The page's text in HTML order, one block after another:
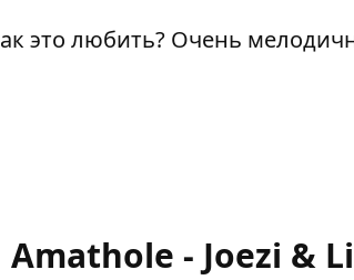
это любить? Очень
Amathole - Joezi &